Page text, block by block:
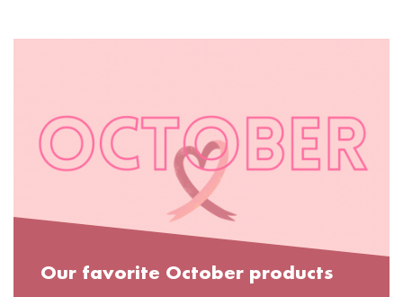
Our favorite October products